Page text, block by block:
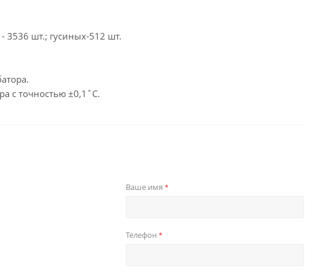
3536 шт.; гусиных-512 шт.
с точностью ±0,1˚С.
Ваше имя *
Телефон *